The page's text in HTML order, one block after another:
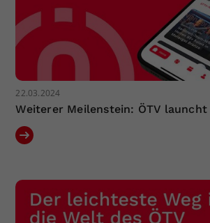
22.03.2024
Weiterer Meilenstein: ÖTV launcht